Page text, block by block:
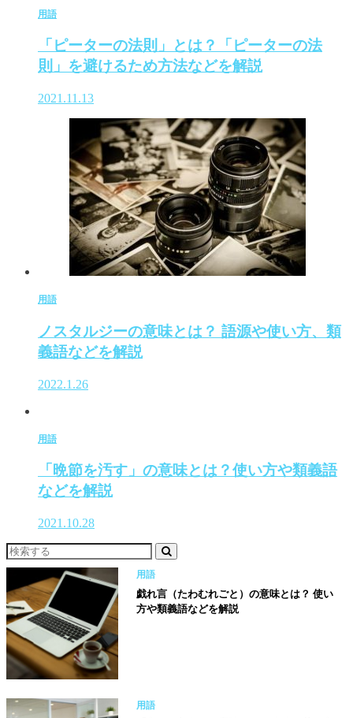
用語
「ピーターの法則」とは？「ピーターの法
則」を避けるため方法などを解説
2021.11.13
用語
ノスタルジーの意味とは？ 語源や使い方、類
義語などを解説
2022.1.26
用語
「晩節を汚す」の意味とは？使い方や類義語
などを解説
2021.10.28
用語
戯れ言（たわむれごと）の意味とは？ 使い
方や類義語などを解説
用語